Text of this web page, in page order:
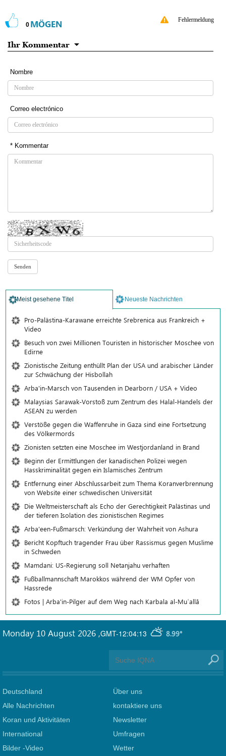
0 MÖGEN Fehlermeldung
Ihr Kommentar
Nombre
Correo electrónico
* Kommentar
Meist gesehene Titel Neueste Nachrichten
Pro-Palästina-Karawane erreichte Srebrenica aus Frankreich +
Video
Besuch von zwei Millionen Touristen in historischer Moschee von
Edirne
Zionistische Zeitung enthüllt Plan der USA und arabischer Länder
zur Schwächung der Hisbollah
Arba'in-Marsch von Tausenden in Dearborn / USA + Video
Malaysias Sarawak-Vorstoß zum Zentrum des Halal-Handels der
ASEAN zu werden
Verstöße gegen die Waffenruhe in Gaza sind eine Fortsetzung
des Völkermords
Zionisten setzten eine Moschee im Westjordanland in Brand
Beginn der Ermittlungen der kanadischen Polizei wegen
Hasskriminalität gegen ein Islamisches Zentrum
Entfernung einer Abschlussarbeit zum Thema Koranverbrennung
von Website einer schwedischen Universität
Die Weltmeisterschaft als Echo der Gerechtigkeit Palästinas und
der tieferen Isolation des zionistischen Regimes
Arba'een-Fußmarsch: Verkündung der Wahrheit von Ashura
Bericht Kopftuch tragender Frau über Rassismus gegen Muslime
in Schweden
Mamdani: US-Regierung soll Netanjahu verhaften
Fußballmannschaft Marokkos während der WM Opfer von
Hassrede
Fotos | Arba'in-Pilger auf dem Weg nach Karbala al-Muʿallā
GMT-12:04:13 8.99°
Monday 10 August 2026 ,
Deutschland
Alle Nachrichten
Koran und Aktivitäten
International
Bilder -Video
Über uns
kontaktiere uns
Newsletter
Umfragen
Wetter